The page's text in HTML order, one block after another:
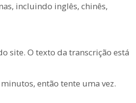
incluindo inglês, chinês,
site. O texto da transcrição está
então tente uma vez.